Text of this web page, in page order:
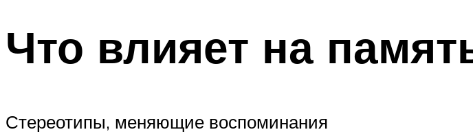
Что влияет на
Стереотипы, меняющие воспоминания